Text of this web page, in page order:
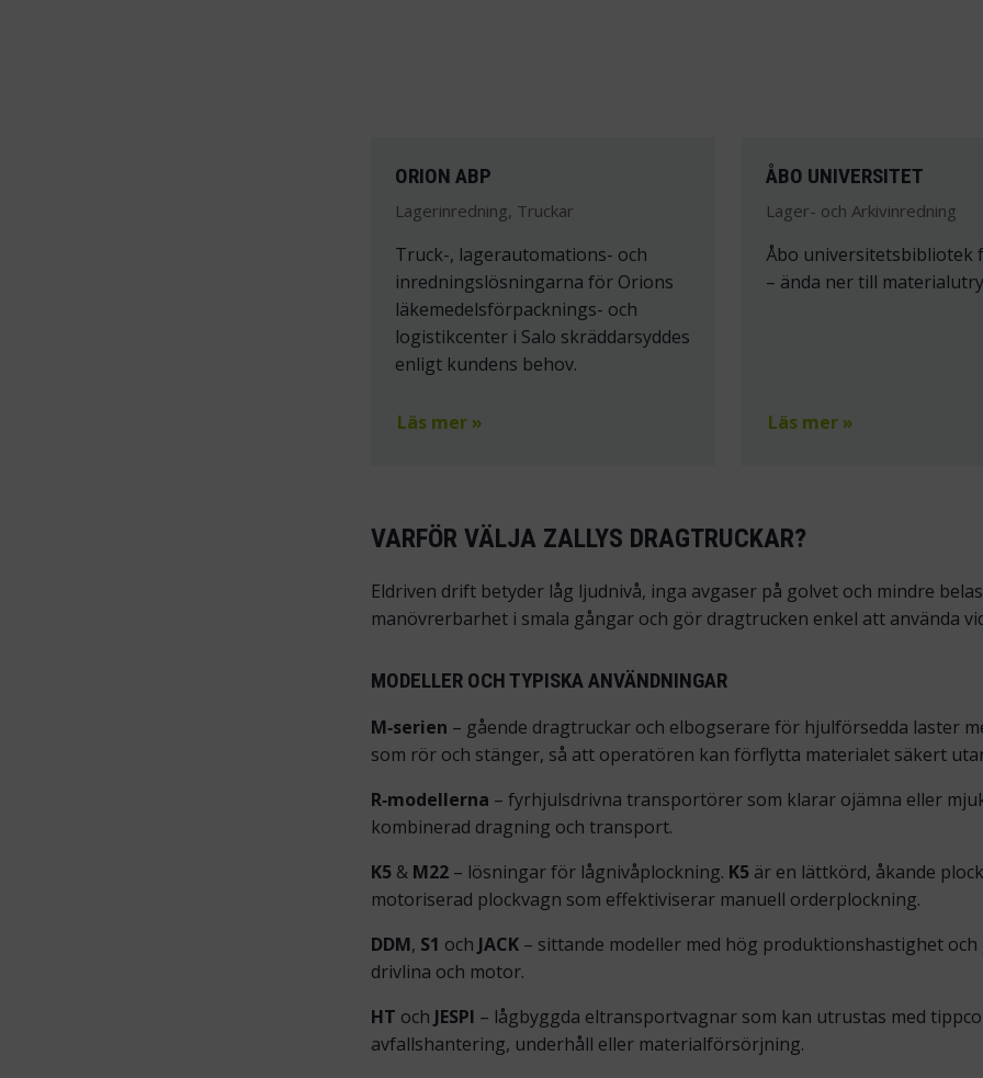
ORION ABP
Lagerinredning, Truckar
Truck-, lagerautomations- och
inredningslösningarna för Orions
läkemedelsförpacknings- och
logistikcenter i Salo skräddarsyddes
enligt kundens behov.
Läs mer »
ÅBO UNIVERSITET
Lager- och Arkivinredning
Åbo universitetsbibliotek
– ända ner till
Läs mer »
VARFÖR VÄLJA ZALLYS DRAGTRUCKAR?
Eldriven drift betyder låg ljudnivå, inga avgaser på golvet och mindre
manövrerbarhet i smala gångar och gör dragtrucken enkel att använda
MODELLER OCH TYPISKA ANVÄNDNINGAR
M‑serien – gående dragtruckar och elbogserare för hjulförsedda laster
som rör och stänger, så att operatören kan förflytta materialet säkert
R‑modellerna – fyrhjulsdrivna transportörer som klarar ojämna eller
kombinerad dragning och transport.
K5 & M22 – lösningar för lågnivåplockning. K5 är en lättkörd, åkande
motoriserad plockvagn som effektiviserar manuell orderplockning.
DDM, S1 och JACK – sittande modeller med hög produktionshastighet
drivlina och motor.
HT och JESPI – lågbyggda eltransportvagnar som kan utrustas med
avfallshantering, underhåll eller materialförsörjning.